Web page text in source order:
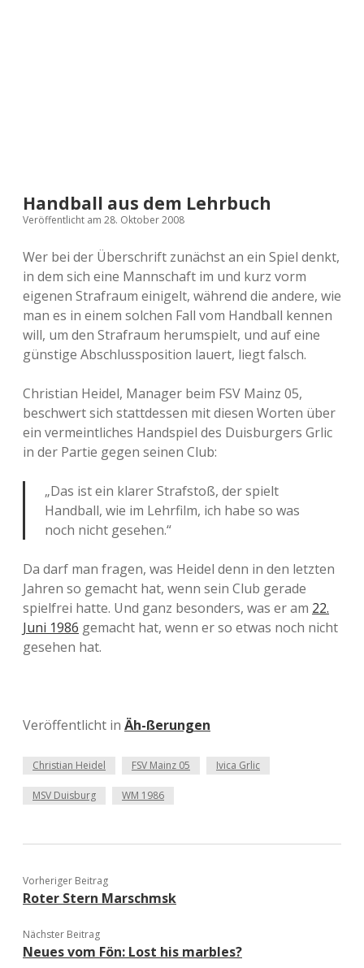
Handball aus dem Lehrbuch
Veröffentlicht am 28. Oktober 2008
Wer bei der Überschrift zunächst an ein Spiel denkt,
in dem sich eine Mannschaft im und kurz vorm
eigenen Strafraum einigelt, während die andere, wie
man es in einem solchen Fall vom Handball kennen
will, um den Strafraum herumspielt, und auf eine
günstige Abschlussposition lauert, liegt falsch.
Christian Heidel, Manager beim FSV Mainz 05,
beschwert sich stattdessen mit diesen Worten über
ein vermeintliches Handspiel des Duisburgers Grlic
in der Partie gegen seinen Club:
„Das ist ein klarer Strafstoß, der spielt
Handball, wie im Lehrfilm, ich habe so was
noch nicht gesehen.“
Da darf man fragen, was Heidel denn in den letzten
Jahren so gemacht hat, wenn sein Club gerade
spielfrei hatte. Und ganz besonders, was er am 22.
Juni 1986 gemacht hat, wenn er so etwas noch nicht
gesehen hat.
Veröffentlicht in Äh-ßerungen
Christian Heidel FSV Mainz 05 Ivica Grlic
MSV Duisburg WM 1986
Vorheriger Beitrag
Roter Stern Marschmsk
Nächster Beitrag
Neues vom Fön: Lost his marbles?